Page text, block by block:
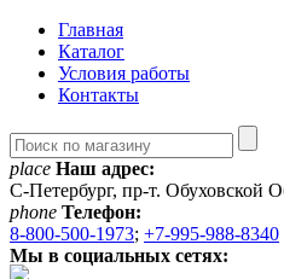
Главная
Каталог
Условия работы
Контакты
place Наш адрес:
С-Петербург, пр-т. Обуховской
phone Телефон:
8-800-500-1973; +7-995-988-8340
Мы в социальных сетях: